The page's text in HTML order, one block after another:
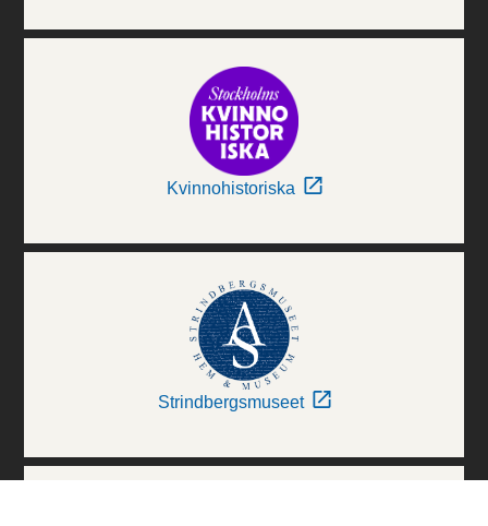
Kvinnohistoriska
Strindbergsmuseet